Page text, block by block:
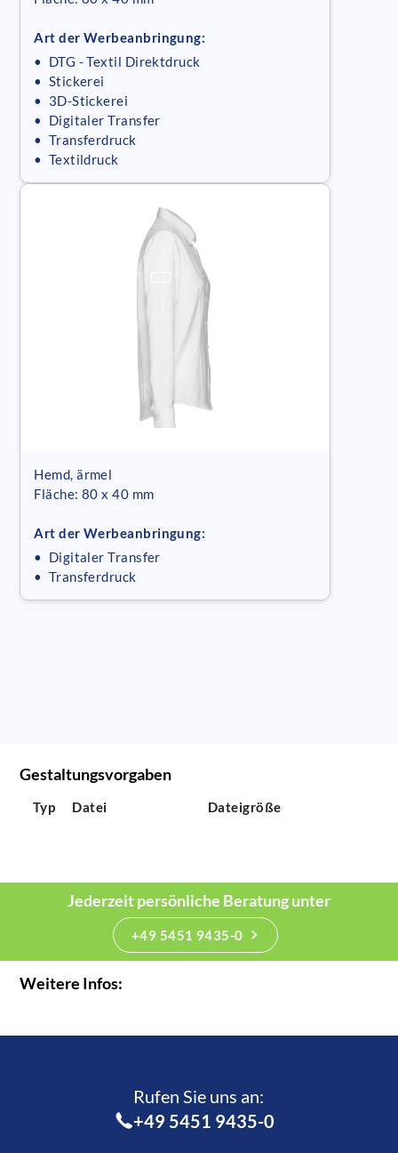
Art der Werbeanbringung:
• DTG - Textil Direktdruck
• Stickerei
• 3D-Stickerei
• Digitaler Transfer
• Transferdruck
• Textildruck
Hemd, ärmel
Fläche: 80 x 40 mm
Art der Werbeanbringung:
• Digitaler Transfer
• Transferdruck
Gestaltungsvorgaben
Typ Datei Dateigröße
Jederzeit persönliche Beratung unter
+49 5451 9435-0
Weitere Infos:
Rufen Sie uns an:­
+49 5451 9435-0